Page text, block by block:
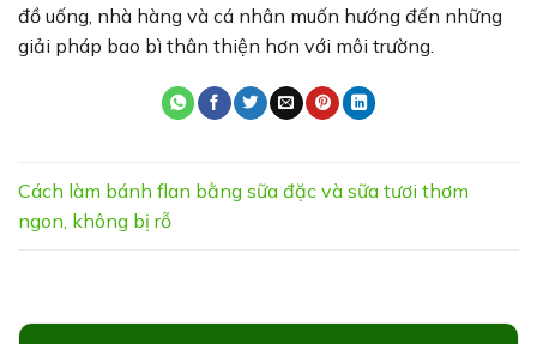
đồ uống, nhà hàng và cá nhân muốn hướng đến những
giải pháp bao bì thân thiện hơn với môi trường.
Cách làm bánh flan bằng sữa đặc và sữa tươi thơm
ngon, không bị rỗ